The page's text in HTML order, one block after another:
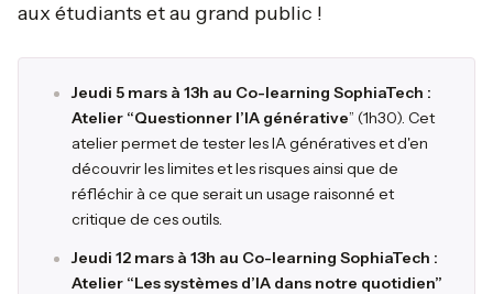
aux étudiants et au grand public !
Jeudi 5 mars à 13h au Co-learning SophiaTech :
Atelier “Questionner l’IA générative” (1h30). Cet
atelier permet de tester les IA génératives et d'en
découvrir les limites et les risques ainsi que de
réfléchir à ce que serait un usage raisonné et
critique de ces outils.
Jeudi 12 mars à 13h au Co-learning SophiaTech :
Atelier “Les systèmes d’IA dans notre quotidien”